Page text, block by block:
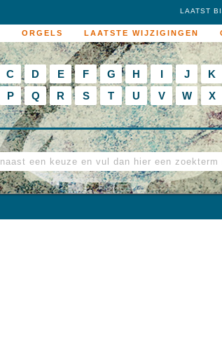
ORGELS LAATSTE WIJZIGINGEN
LAATST
C D E F G H I J K
P Q R S T U V W X